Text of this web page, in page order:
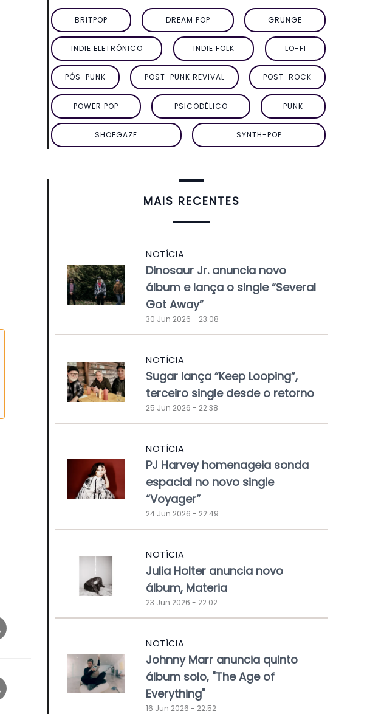
BRITPOP DREAM POP GRUNGE
INDIE ELETRÔNICO INDIE FOLK LO-FI
PÓS-PUNK POST-PUNK REVIVAL POST-ROCK
POWER POP PSICODÉLICO PUNK
SHOEGAZE SYNTH-POP
MAIS RECENTES
NOTÍCIA
Dinosaur Jr. anuncia novo
álbum e lança o single “Several
Got Away”
30 Jun 2026 - 23:08
NOTÍCIA
Sugar lança “Keep Looping”,
terceiro single desde o retorno
25 Jun 2026 - 22:38
NOTÍCIA
PJ Harvey homenageia sonda
espacial no novo single
“Voyager”
24 Jun 2026 - 22:49
NOTÍCIA
Julia Holter anuncia novo
álbum, Materia
23 Jun 2026 - 22:02
NOTÍCIA
Johnny Marr anuncia quinto
álbum solo, "The Age of
Everything"
16 Jun 2026 - 22:52